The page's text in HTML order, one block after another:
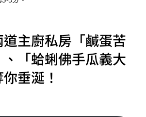
主廚私房「鹹蛋苦
「蛤蜊佛手瓜義大
垂涎！